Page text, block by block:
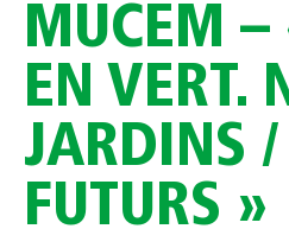
MUCEM –
EN VERT.
JARDINS
FUTURS »